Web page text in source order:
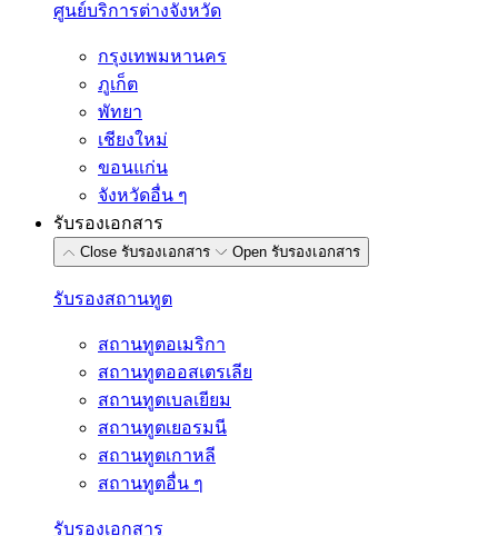
ศูนย์บริการต่างจังหวัด
กรุงเทพมหานคร
ภูเก็ต
พัทยา
เชียงใหม่
ขอนแก่น
จังหวัดอื่น ๆ
รับรองเอกสาร
Close รับรองเอกสาร Open รับรองเอกสาร
รับรองสถานทูต
สถานทูตอเมริกา
สถานทูตออสเตรเลีย
สถานทูตเบลเยียม
สถานทูตเยอรมนี
สถานทูตเกาหลี
สถานทูตอื่น ๆ
รับรองเอกสาร